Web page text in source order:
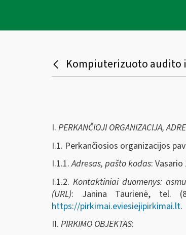
Kompiuterizuoto audito
I. PERKANČIOJI ORGANIZACIJA,
I.1. Perkančiosios organizacijos
I.1.1.Adresas, pašto kodas:
I.1.2. Kontaktiniai duomenys:
(URL): Janina Taurienė, tel.
https://pirkimai.eviesiejipirkimai.lt.
II. PIRKIMO OBJEKTAS: